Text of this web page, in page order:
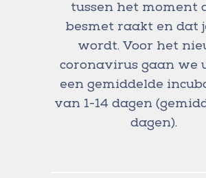
tussen het moment
besmet raakt en dat
wordt. Voor het
coronavirus gaan we
een gemiddelde
van 1-14 dagen
dagen).